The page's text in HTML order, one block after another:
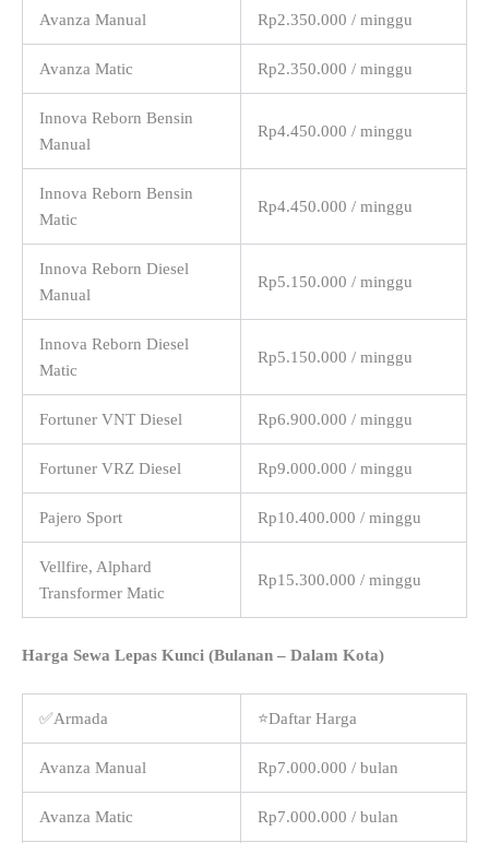
Avanza Manual Rp2.350.000 / minggu
Avanza Matic Rp2.350.000 / minggu
Innova Reborn Bensin
Manual
Rp4.450.000 / minggu
Innova Reborn Bensin
Matic
Rp4.450.000 / minggu
Innova Reborn Diesel
Manual
Rp5.150.000 / minggu
Innova Reborn Diesel
Matic
Rp5.150.000 / minggu
Fortuner VNT Diesel Rp6.900.000 / minggu
Fortuner VRZ Diesel Rp9.000.000 / minggu
Pajero Sport Rp10.400.000 / minggu
Vellfire, Alphard
Transformer Matic
Rp15.300.000 / minggu
Harga Sewa Lepas Kunci (Bulanan – Dalam Kota)
✅Armada ⭐Daftar Harga
Avanza Manual Rp7.000.000 / bulan
Avanza Matic Rp7.000.000 / bulan